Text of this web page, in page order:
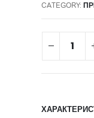
CATEGORY: